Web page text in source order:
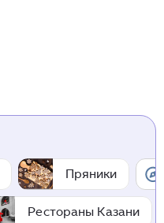
Пряники
Рестораны Казани